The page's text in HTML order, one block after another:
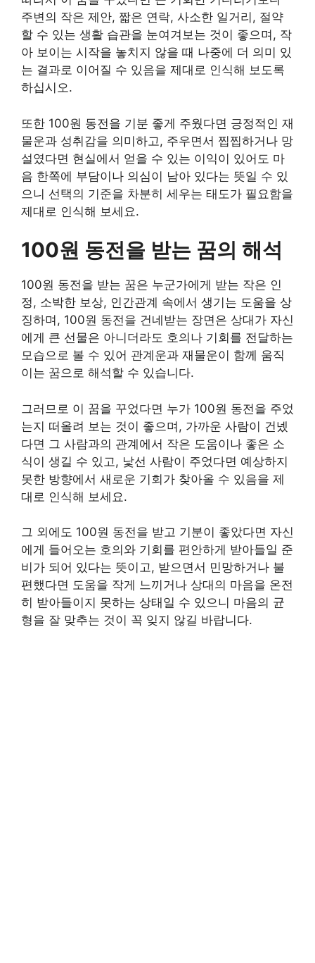
주변의 작은 제안, 짧은 연락, 사소한 일거리, 절약
할 수 있는 생활 습관을 눈여겨보는 것이 좋으며, 작
아 보이는 시작을 놓치지 않을 때 나중에 더 의미 있
는 결과로 이어질 수 있음을 제대로 인식해 보도록
하십시오.
또한 100원 동전을 기분 좋게 주웠다면 긍정적인 재
물운과 성취감을 의미하고, 주우면서 찝찝하거나 망
설였다면 현실에서 얻을 수 있는 이익이 있어도 마
음 한쪽에 부담이나 의심이 남아 있다는 뜻일 수 있
으니 선택의 기준을 차분히 세우는 태도가 필요함을
제대로 인식해 보세요.
100원 동전을 받는 꿈의 해석
100원 동전을 받는 꿈은 누군가에게 받는 작은 인
정, 소박한 보상, 인간관계 속에서 생기는 도움을 상
징하며, 100원 동전을 건네받는 장면은 상대가 자신
에게 큰 선물은 아니더라도 호의나 기회를 전달하는
모습으로 볼 수 있어 관계운과 재물운이 함께 움직
이는 꿈으로 해석할 수 있습니다.
그러므로 이 꿈을 꾸었다면 누가 100원 동전을 주었
는지 떠올려 보는 것이 좋으며, 가까운 사람이 건넸
다면 그 사람과의 관계에서 작은 도움이나 좋은 소
식이 생길 수 있고, 낯선 사람이 주었다면 예상하지
못한 방향에서 새로운 기회가 찾아올 수 있음을 제
대로 인식해 보세요.
그 외에도 100원 동전을 받고 기분이 좋았다면 자신
에게 들어오는 호의와 기회를 편안하게 받아들일 준
비가 되어 있다는 뜻이고, 받으면서 민망하거나 불
편했다면 도움을 작게 느끼거나 상대의 마음을 온전
히 받아들이지 못하는 상태일 수 있으니 마음의 균
형을 잘 맞추는 것이 꼭 잊지 않길 바랍니다.